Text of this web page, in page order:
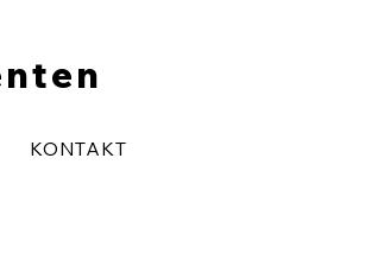
KONTAKT